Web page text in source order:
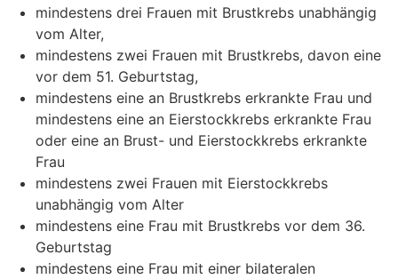
mindestens drei Frauen mit Brustkrebs unabhängig
vom Alter,
mindestens zwei Frauen mit Brustkrebs, davon eine
vor dem 51. Geburtstag,
mindestens eine an Brustkrebs erkrankte Frau und
mindestens eine an Eierstockkrebs erkrankte Frau
oder eine an Brust- und Eierstockkrebs erkrankte
Frau
mindestens zwei Frauen mit Eierstockkrebs
unabhängig vom Alter
mindestens eine Frau mit Brustkrebs vor dem 36.
Geburtstag
mindestens eine Frau mit einer bilateralen